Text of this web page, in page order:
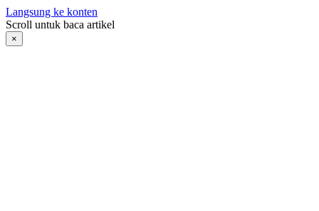
Langsung ke konten
Scroll untuk baca artikel
×